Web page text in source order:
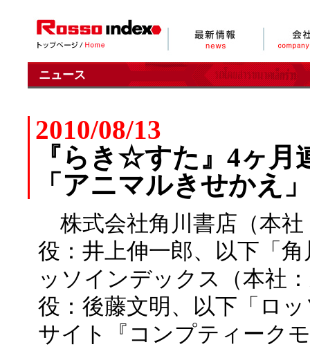
ニュース
2010/08/13
『らき☆すた』4ヶ月
「アニマルきせかえ
株式会社角川書店（本社
役：井上伸一郎、以下「
ッソインデックス（本社
役：後藤文明、以下「ロ
サイト『コンプティーク